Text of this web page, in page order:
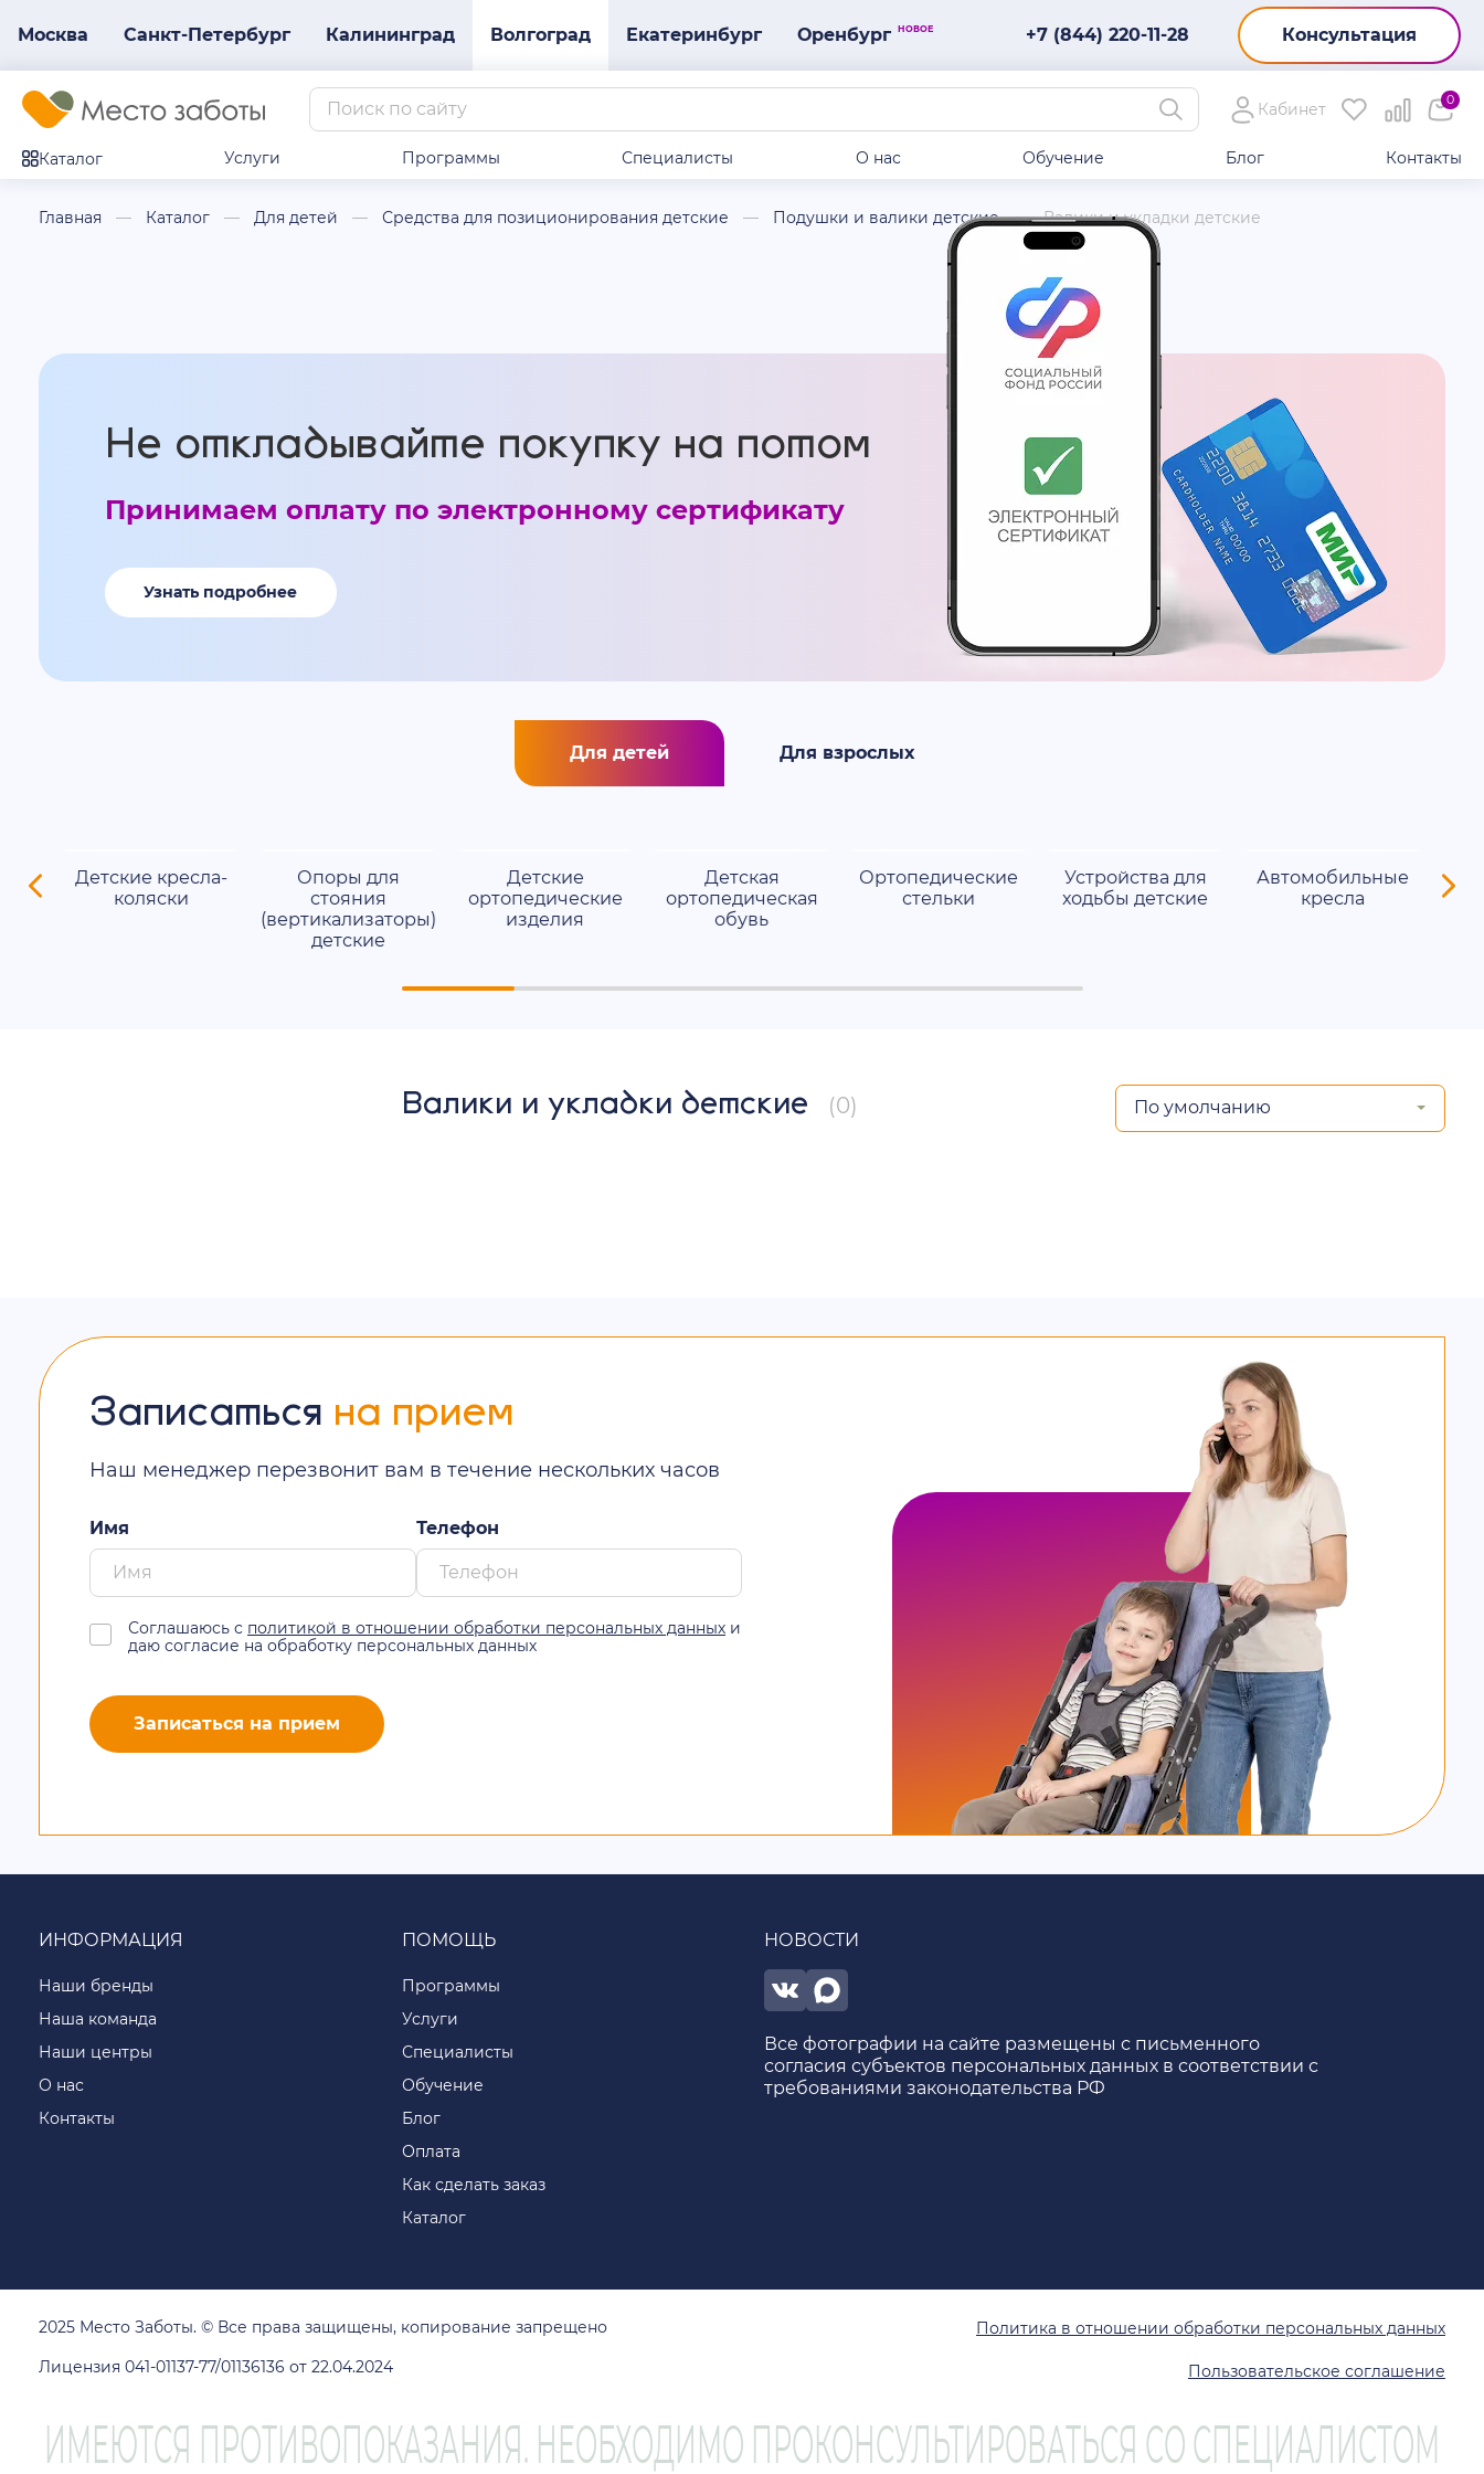
Москва Санкт-Петербург Калининград Волгоград Екатеринбург Оренбург НОВОЕ +7 (844) 220-11-28 Консультация
Кабинет
0
Каталог Услуги Программы Специалисты О нас Обучение Блог Контакты
Главная Каталог Для детей Средства для позиционирования детские Подушки и валики детские Валики и укладки детские
Не откладывайте покупку на потом
Принимаем оплату по электронному сертификату
Узнать подробнее
Для детей Для взрослых
Детские кресла-
коляски
Опоры для
стояния
(вертикализаторы)
детские
Детские
ортопедические
изделия
Детская
ортопедическая
обувь
Ортопедические
стельки
Устройства для
ходьбы детские
Автомобильные
кресла
Валики и укладки детские (0)
Записаться на прием
Наш менеджер перезвонит вам в течение нескольких часов
Имя Телефон
Соглашаюсь с политикой в отношении обработки персональных данных и
даю согласие на обработку персональных данных
Записаться на прием
ИНФОРМАЦИЯ
Наши бренды
Наша команда
Наши центры
О нас
Контакты
ПОМОЩЬ
Программы
Услуги
Специалисты
Обучение
Блог
Оплата
Как сделать заказ
Каталог
НОВОСТИ
Все фотографии на сайте размещены с письменного
согласия субъектов персональных данных в соответствии с
требованиями законодательства РФ
2025 Место Заботы. © Все права защищены, копирование запрещено
Лицензия 041-01137-77/01136136 от 22.04.2024
Политика в отношении обработки персональных данных
Пользовательское соглашение
ИМЕЮТСЯ ПРОТИВОПОКАЗАНИЯ. НЕОБХОДИМО ПРОКОНСУЛЬТИРОВАТЬСЯ СО СПЕЦИАЛИСТОМ